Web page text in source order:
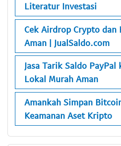
Literatur Investasi
Cek Airdrop Crypto dan
Aman | JualSaldo.com
Jasa Tarik Saldo PayPal
Lokal Murah Aman
Amankah Simpan
Keamanan Aset Kripto